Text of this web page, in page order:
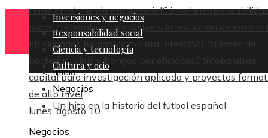
caras en el mundo empresarialCómo la
social corporativa contribuye a la reducción de
en ciudades belgas Microbiota intestinal: trillones de
bacterias, virus y hongos beneficiosos
Córdoba atrae
capital para investigación aplicada y proyectos
de alto nivel
lunes, agosto 10
Inversiones y negocios
Responsabilidad social
Ciencia y tecnología
Cultura y ocio
Inicio
Negocios
Un hito en la historia del fútbol español
Negocios